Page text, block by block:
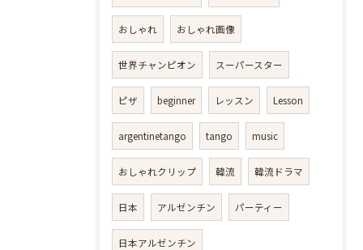
おしゃれ おしゃれ画像
世界チャンピオン スーパースター
ピザ beginner レッスン Lesson
argentinetango tango music
おしゃれクリップ 韓流 韓流ドラマ
日本 アルゼンチン パーティー
日本アルゼンチン